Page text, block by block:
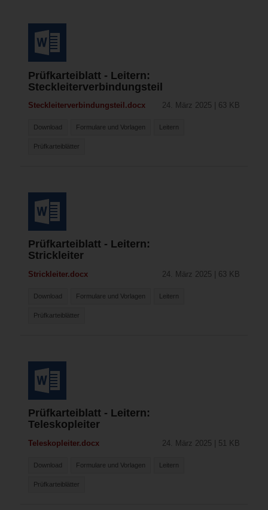
Prüfkarteiblatt - Leitern:
Steckleiterverbindungsteil
24. März 2025 | 63 KB
Steckleiterverbindungsteil.docx
Download Formulare und Vorlagen Leitern
Prüfkarteiblätter
Prüfkarteiblatt - Leitern:
Strickleiter
24. März 2025 | 63 KB
Strickleiter.docx
Download Formulare und Vorlagen Leitern
Prüfkarteiblätter
Prüfkarteiblatt - Leitern:
Teleskopleiter
24. März 2025 | 51 KB
Teleskopleiter.docx
Download Formulare und Vorlagen Leitern
Prüfkarteiblätter